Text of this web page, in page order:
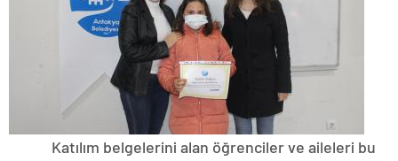
Katılım belgelerini alan öğrenciler ve aileleri bu